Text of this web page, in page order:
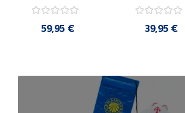
205112-CHOC
COMODAS
59,95 €
006
39,95 €